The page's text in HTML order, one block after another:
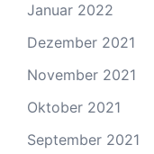
Januar 2022
Dezember 2021
November 2021
Oktober 2021
September 2021